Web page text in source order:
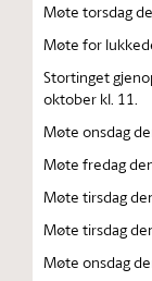
Møte torsdag
Møte for
Stortinget
oktober kl. 11.
Møte onsdag
Møte fredag
Møte tirsdag
Møte tirsdag
Møte onsdag